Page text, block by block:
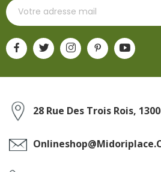
28 Rue Des Trois Rois,